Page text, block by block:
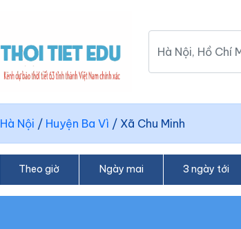
Hà Nội / Huyện Ba Vì / Xã Chu Minh
Theo giờ Ngày mai 3 ngày tới